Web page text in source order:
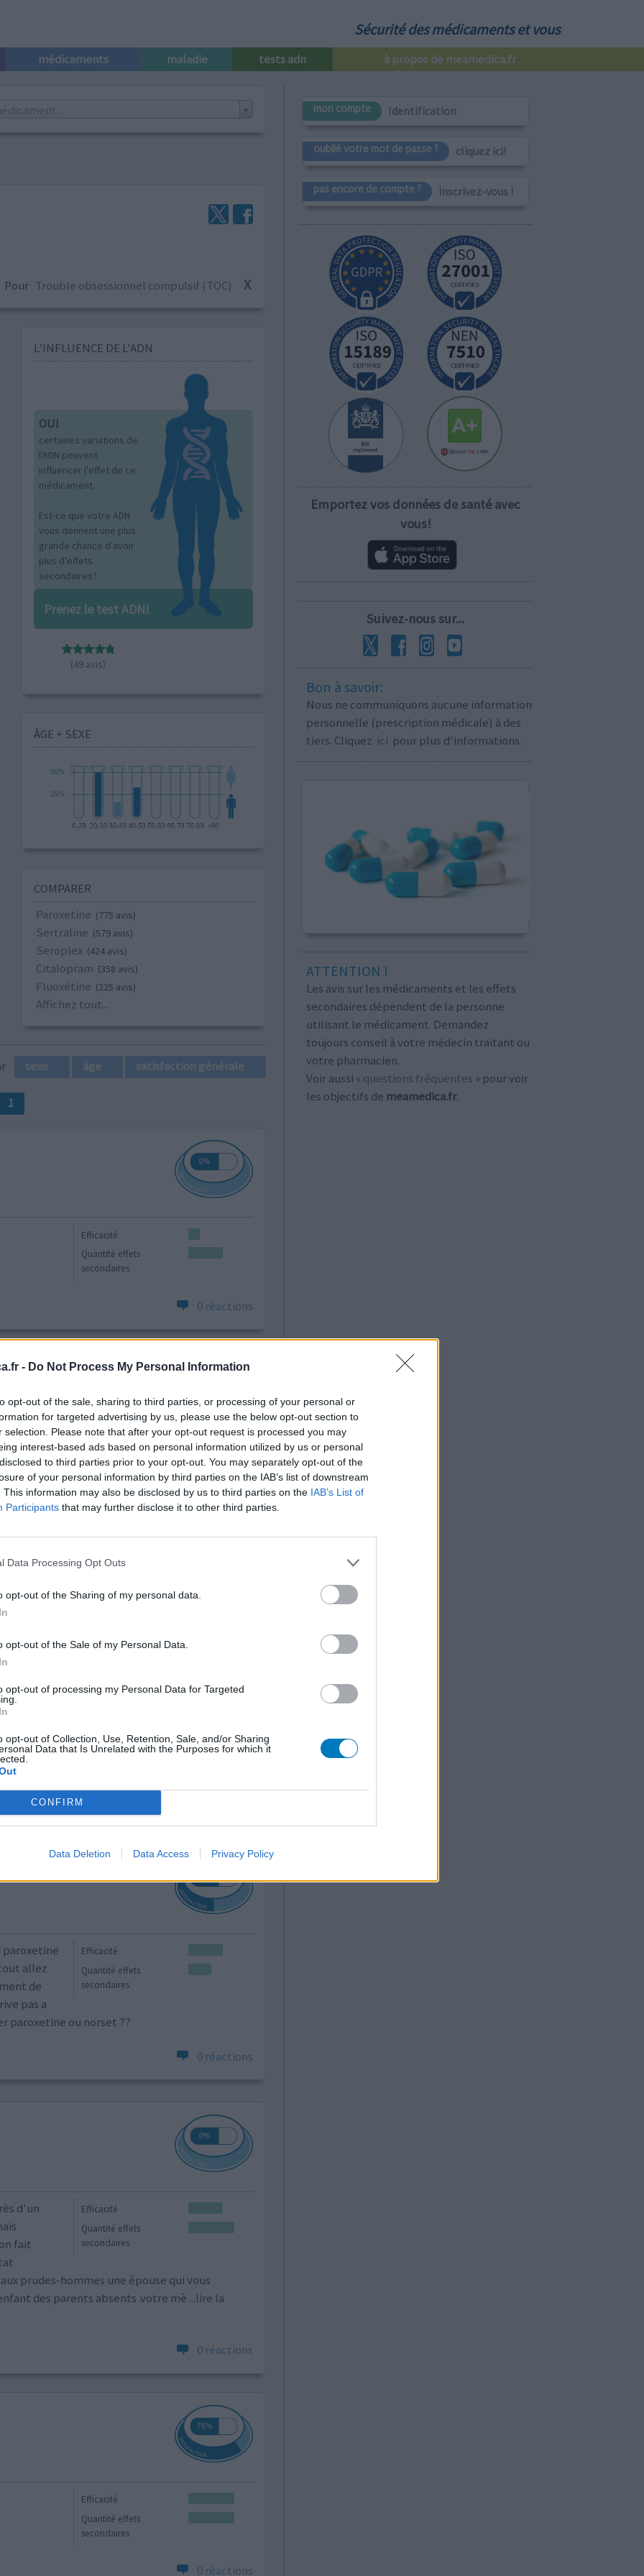
- Do Not Process My Personal Information
opt-out of the sale, sharing to third parties, or processing of your personal or
for targeted advertising by us, please use the below opt-out section to
selection. Please note that after your opt-out request is processed you may
interest-based ads based on personal information utilized by us or personal
to third parties prior to your opt-out. You may separately opt-out of the
of your personal information by third parties on the IAB’s list of downstream
This information may also be disclosed by us to third parties on the IAB’s List of
Participants that may further disclose it to other third parties.
Data Processing Opt Outs
opt-out of the Sharing of my personal data.
opt-out of the Sale of my Personal Data.
opt-out of processing my Personal Data for Targeted
opt-out of Collection, Use, Retention, Sale, and/or Sharing
Data that Is Unrelated with the Purposes for which it
CONFIRM
Data Deletion Data Access Privacy Policy
Sécurité des médicaments et vous
médicaments maladie tests adn à propos de meamedica.fr
Pour Trouble obsessionnel compulsif (TOC) X
L’INFLUENCE DE L'ADN
OUI
certaines variations de
l'ADN peuvent
influencer l'effet de ce
médicament.
Est-ce que votre ADN
vous donnent une plus
grande chance d'avoir
plus d'effets
secondaires?
Prenez le test ADN!
(49 avis)
ÂGE + SEXE
COMPARER
Paroxetine (775 avis)
Sertraline (579 avis)
Seroplex (424 avis)
Citalopram (358 avis)
Fluoxétine (225 avis)
Affichez tout...
sexe âge satisfaction générale
1
Efficacité
Quantité effets
secondaires
0 réactions
Quantité effets
secondaires
dtre
Ce
envahissent le coeur.. mais lessentiel est fait ,
Quantité effets
la
Efficacité
Quantité effets
secondaires
paroxetine
allez
de
pas a
paroxetine ou norset ??
0 réactions
Efficacité
Quantité effets
secondaires
d'un
fait
prudes-hommes une épouse qui vous
des parents absents .votre mè ...lire la
0 réactions
Efficacité
Quantité effets
secondaires
0 réactions
mon compte Identification
oublié votre mot de passe ? cliquez ici!
pas encore de compte ? inscrivez-vous !
Emportez vos données de santé avec
vous!
Suivez-nous sur...
Bon à savoir:
Nous ne communiquons aucune information
personnelle (prescription médicale) à des
tiers. Cliquez ici pour plus d'informations.
ATTENTION !
Les avis sur les médicaments et les effets
secondaires dépendent de la personne
utilisant le médicament. Demandez
toujours conseil à votre médecin traitant ou
votre pharmacien.
Voir aussi « questions fréquentes » pour voir
les objectifs de meamedica.fr.